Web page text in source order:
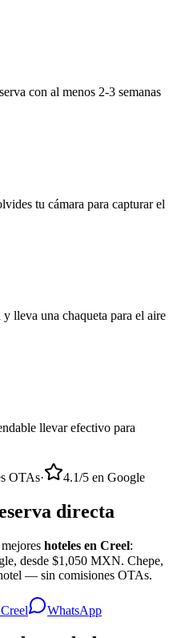
con al menos 2-3 semanas
tu cámara para capturar el
lleva una chaqueta para el aire
llevar efectivo para
OTAs· 4.1/5 en Google
directa
hoteles en Creel:
desde $1,050 MXN. Chepe,
— sin comisiones OTAs.
WhatsApp